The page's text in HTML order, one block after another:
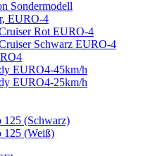
Sondermodell
EURO-4
Rot EURO-4
Schwarz EURO-4
EURO4-45km/h
EURO4-25km/h
125 (Schwarz)
125 (Weiß)